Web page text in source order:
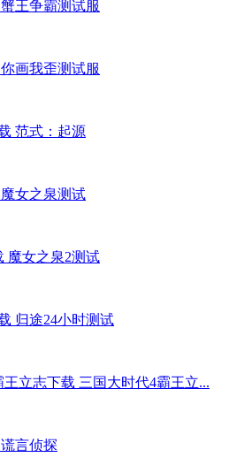
蟹王争霸测试服
你画我歪测试服
范式：起源
魔女之泉测试
魔女之泉2测试
归途24小时测试
三国大时代4霸王立...
谎言侦探